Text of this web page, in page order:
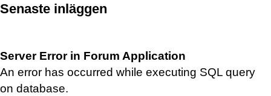
Senaste inläggen
Server Error in Forum Application
An error has occurred while executing SQL query
on database.